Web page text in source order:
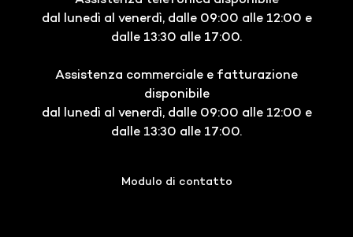
dal lunedì al venerdì, dalle 09:00 alle 12:00 e
dalle 13:30 alle 17:00.
Assistenza commerciale e fatturazione
disponibile
dal lunedì al venerdì, dalle 09:00 alle 12:00 e
dalle 13:30 alle 17:00.
Modulo di contatto